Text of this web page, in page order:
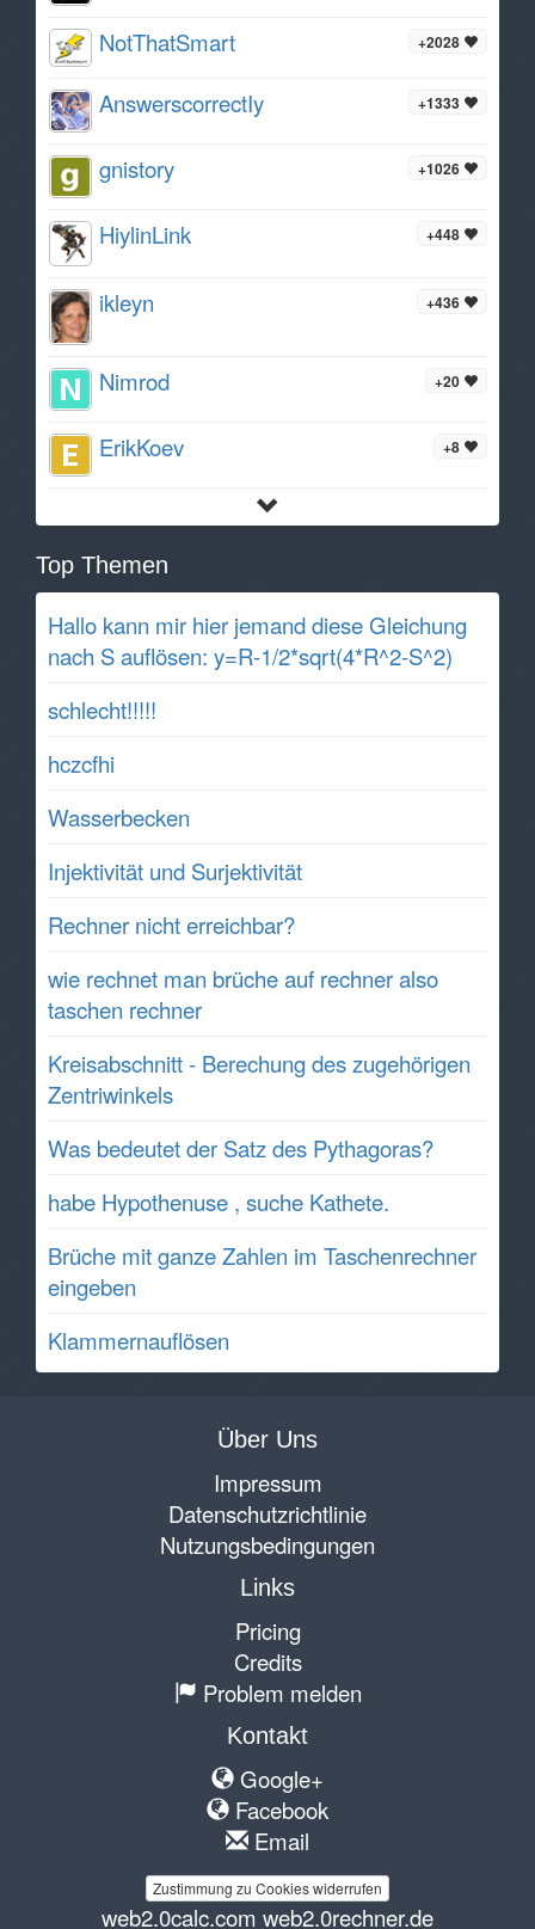
+2028
NotThatSmart
+1333
AnswerscorrectIy
+1026
gnistory
+448
HiylinLink
+436
ikleyn
+20
Nimrod
+8
ErikKoev
Top Themen
Hallo kann mir hier jemand diese Gleichung
nach S auflösen: y=R-1/2*sqrt(4*R^2-S^2)
schlecht!!!!!
hczcfhi
Wasserbecken
Injektivität und Surjektivität
Rechner nicht erreichbar?
wie rechnet man brüche auf rechner also
taschen rechner
Kreisabschnitt - Berechung des zugehörigen
Zentriwinkels
Was bedeutet der Satz des Pythagoras?
habe Hypothenuse , suche Kathete.
Brüche mit ganze Zahlen im Taschenrechner
eingeben
Klammernauflösen
Über Uns
Impressum
Datenschutzrichtlinie
Nutzungsbedingungen
Links
Pricing
Credits
Problem melden
Kontakt
Google+
Facebook
Email
Zustimmung zu Cookies widerrufen
web2.0calc.com web2.0rechner.de